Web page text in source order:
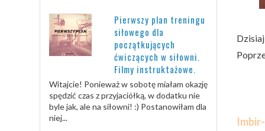
Imbir-
Pierwszy plan treningu
siłowego dla
początkujących
ćwiczących w siłowni.
Filmy instruktażowe.
Witajcie! Ponieważ w sobotę miałam okazję
spędzić czas z przyjaciółką, w dodatku nie
byle jak, ale na siłowni! :) Postanowiłam dla
niej...